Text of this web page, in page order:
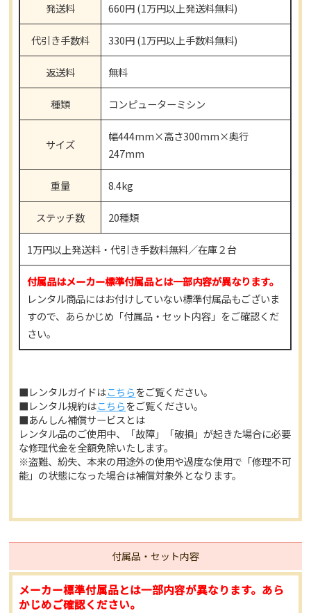
発送料 660円 (1万円以上発送料無料)
代引き手数料 330円 (1万円以上手数料無料)
返送料 無料
種類 コンピューターミシン
サイズ
幅444mm×高さ300mm×奥行
247mm
重量 8.4kg
ステッチ数 20種類
1万円以上発送料・代引き手数料無料／在庫２台
付属品はメーカー標準付属品とは一部内容が異なります。
レンタル商品にはお付けしていない標準付属品もございま
すので、あらかじめ「付属品・セット内容」をご確認くだ
さい。
■レンタルガイドはこちらをご覧ください。
■レンタル規約はこちらをご覧ください。
■あんしん補償サービスとは
レンタル品のご使用中、「故障」「破損」が起きた場合に必要
な修理代金を全額免除いたします。
※盗難、紛失、本来の用途外の使用や過度な使用で「修理不可
能」の状態になった場合は補償対象外となります。
付属品・セット内容
メーカー標準付属品とは一部内容が異なります。あら
かじめご確認ください。